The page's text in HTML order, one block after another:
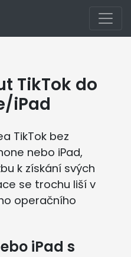
TikTok do
iPad
TikTok bez
nebo iPad,
k získání svých
se trochu liší v
operačního
iPad s